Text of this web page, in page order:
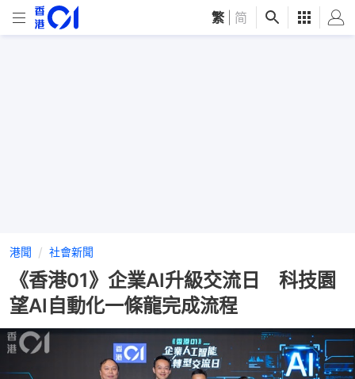
繁 简
港聞 社會新聞
《香港01》企業AI升級交流日 科技園
望AI自動化一條龍完成流程